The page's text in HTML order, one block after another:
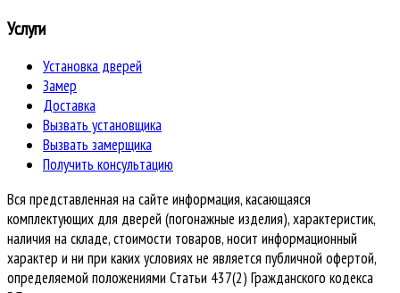
Услуги
Установка дверей
Замер
Доставка
Вызвать установщика
Вызвать замерщика
Получить консультацию
Вся представленная на сайте информация, касающаяся
комплектующих для дверей (погонажные изделия), характеристик,
наличия на складе, стоимости товаров, носит информационный
характер и ни при каких условиях не является публичной офертой,
определяемой положениями Статьи 437(2) Гражданского кодекса